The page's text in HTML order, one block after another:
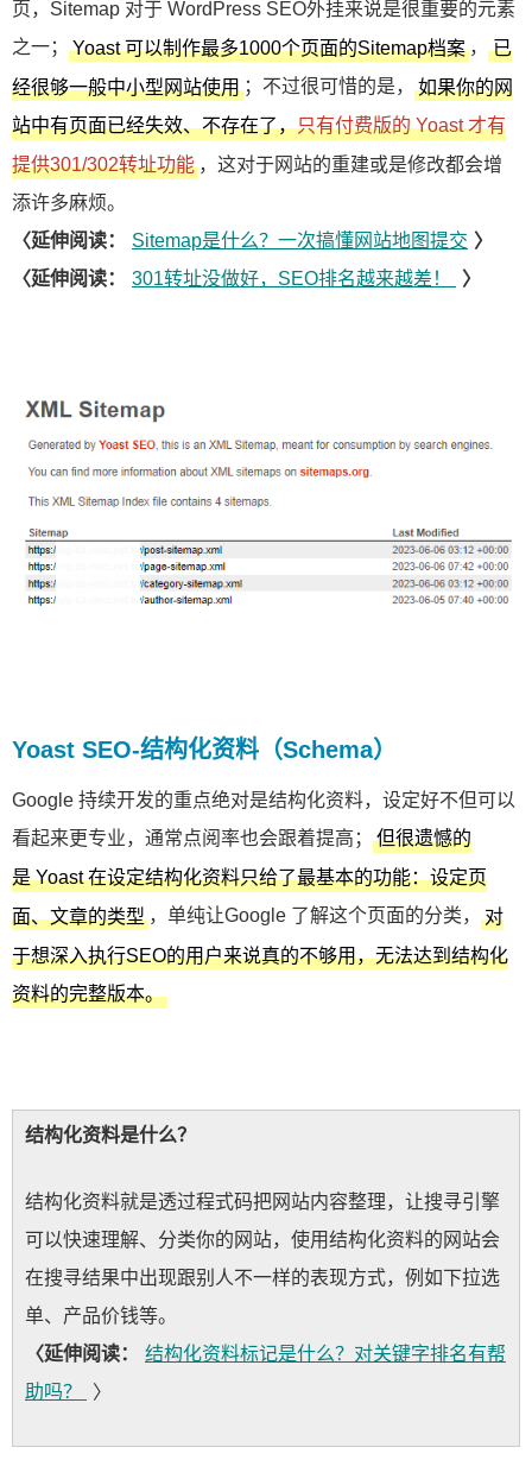
页，Sitemap 对于 WordPress SEO外挂来说是很重要的元素
之一；
Yoast 可以制作最多1000个页面的Sitemap档案 ，已
经很够一般中小型网站使用 ；不过很可惜的是，如果你的网
站中有页面已经失效、不存在了，只有付费版的 Yoast 才有
提供301/302转址功能 ，这对于网站的重建或是修改都会增
添许多麻烦。
〈延伸阅读：
Sitemap是什么？一次搞懂网站地图提交 〉
〈延伸阅读：
301转址没做好，SEO排名越来越差！ 〉
Yoast SEO-结构化资料（Schema）
Google 持续开发的重点绝对是结构化资料，设定好不但可以
看起来更专业，通常点阅率也会跟着提高；
但很遗憾的
是 Yoast 在设定结构化资料只给了最基本的功能：设定页
面、文章的类型 ，单纯让Google 了解这个页面的分类，对
于想深入执行SEO的用户来说真的不够用，无法达到结构化
资料的完整版本。
结构化资料是什么？
结构化资料就是透过程式码把网站内容整理，让搜寻引擎
可以快速理解、分类你的网站，使用结构化资料的网站会
在搜寻结果中出现跟别人不一样的表现方式，例如下拉选
单、产品价钱等。
〈延伸阅读：
结构化资料标记是什么？对关键字排名有帮
助吗？
〉